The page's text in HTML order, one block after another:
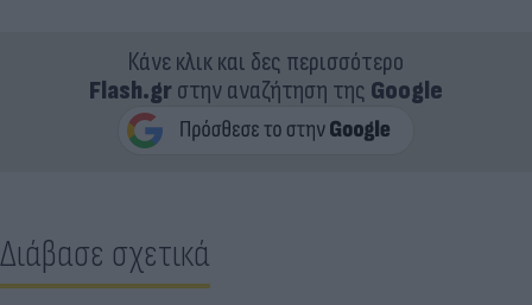
Κάνε κλικ και δες περισσότερο
Flash.grστην αναζήτηση της Google
Διάβασε σχετικά